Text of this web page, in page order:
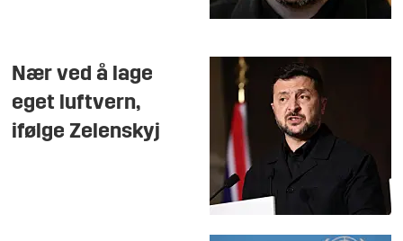
Nær ved å lage
eget luftvern,
ifølge Zelenskyj